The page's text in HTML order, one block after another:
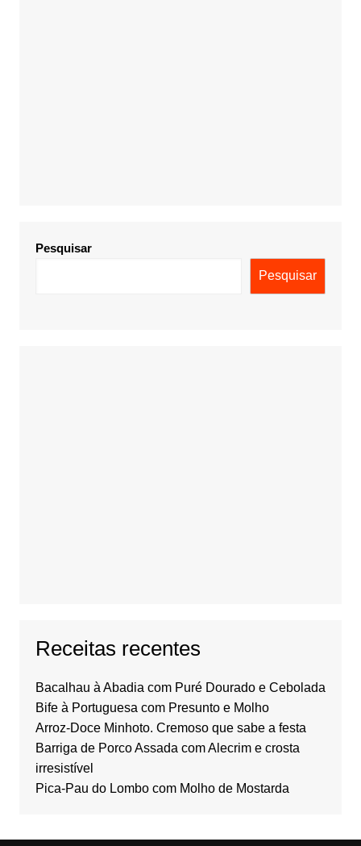
Pesquisar
Pesquisar
Receitas recentes
Bacalhau à Abadia com Puré Dourado e Cebolada
Bife à Portuguesa com Presunto e Molho
Arroz-Doce Minhoto. Cremoso que sabe a festa
Barriga de Porco Assada com Alecrim e crosta
irresistível
Pica-Pau do Lombo com Molho de Mostarda